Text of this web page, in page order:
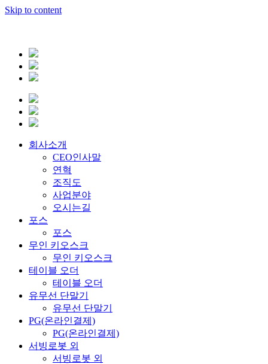
Skip to content
회사소개
CEO인사말
연혁
조직도
사업분야
오시는길
포스
포스
무인 키오스크
무인 키오스크
테이블 오더
테이블 오더
유무선 단말기
유무선 단말기
PG(온라인결제)
PG(온라인결제)
서빙로봇 외
서빙로봇 외